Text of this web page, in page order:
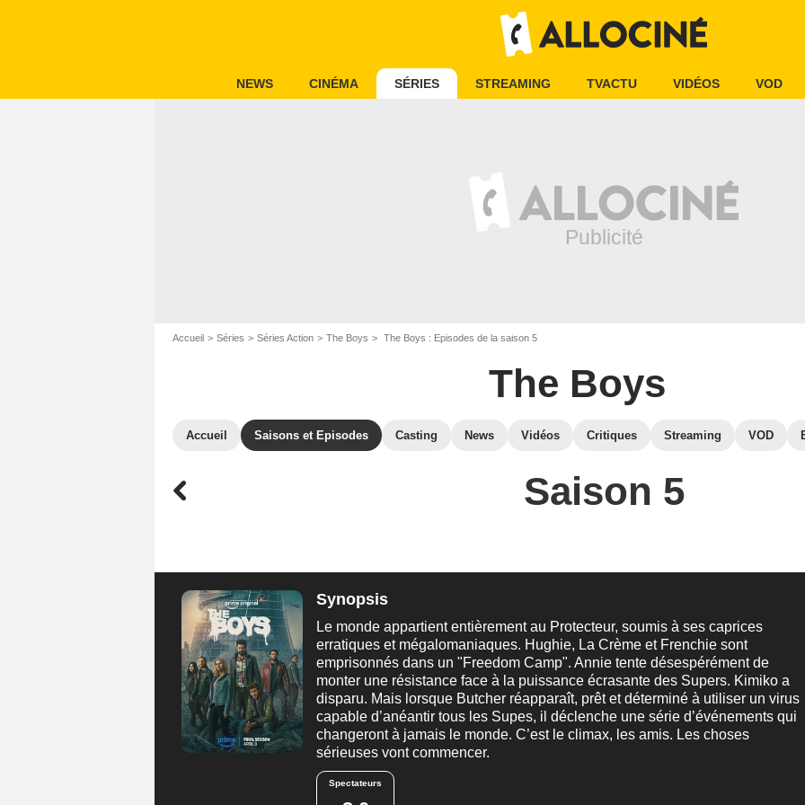
NEWS CINÉMA SÉRIES STREAMING TVACTU VIDÉOS VOD
Accueil Séries Séries Action The Boys The Boys : Episodes de la saison 5
The Boys
Accueil Saisons et Episodes Casting News Vidéos Critiques Streaming VOD
Saison 5
Synopsis
Le monde appartient entièrement au Protecteur, soumis à ses caprices
erratiques et mégalomaniaques. Hughie, La Crème et Frenchie sont
emprisonnés dans un "Freedom Camp". Annie tente désespérément de
monter une résistance face à la puissance écrasante des Supers. Kimiko a
disparu. Mais lorsque Butcher réapparaît, prêt et déterminé à utiliser un virus
capable d’anéantir tous les Supes, il déclenche une série d’événements qui
changeront à jamais le monde. C’est le climax, les amis. Les choses
sérieuses vont commencer.
Spectateurs